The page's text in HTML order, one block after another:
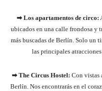
➡ Los apartamentos de circo:
ubicados en una calle frondosa y
más buscadas de Berlín. Solo un
las principales
➡ The Circus Hostel: Con vistas
Berlín. Nos encontrarás en el